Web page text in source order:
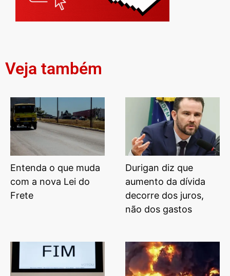
Veja também
Entenda o que muda
com a nova Lei do
Frete
Durigan diz que
aumento da dívida
decorre dos juros,
não dos gastos